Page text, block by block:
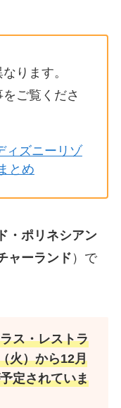
ります。
ご覧くださ
ィズニーリゾ
とめ
・ポリネシアン
ャーランド ）で
ス・レストラ
火）から12月
定されていま